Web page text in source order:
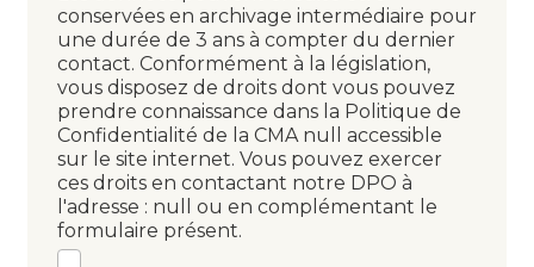
conservées en archivage intermédiaire pour
une durée de 3 ans à compter du dernier
contact. Conformément à la législation,
vous disposez de droits dont vous pouvez
prendre connaissance dans la Politique de
Confidentialité de la CMA null accessible
sur le site internet. Vous pouvez exercer
ces droits en contactant notre DPO à
l'adresse : null ou en complémentant le
formulaire présent.